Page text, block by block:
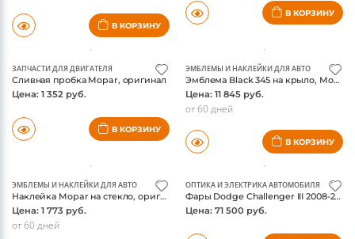
В КОРЗИНУ
В КОРЗИНУ
ЗАПЧАСТИ ДЛЯ ДВИГАТЕЛЯ
Сливная пробка Mopar, оригинал
Цена: 1 352 руб.
В КОРЗИНУ
ЭМБЛЕМЫ И НАКЛЕЙКИ ДЛЯ АВТО
Эмблема Black 345 на крыло, Mopar, оригинал
Цена: 11 845 руб.
от 60 дней
В КОРЗИНУ
ЭМБЛЕМЫ И НАКЛЕЙКИ ДЛЯ АВТО
Наклейка Mopar на стекло, оригинал
Цена: 1 773 руб.
от 60 дней
ОПТИКА И ЭЛЕКТРИКА АВТОМОБИЛЯ
Фары Dodge Challenger III 2008-2019, LED
Цена: 71 500 руб.